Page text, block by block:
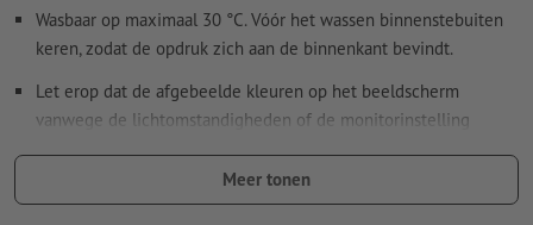
Wasbaar op maximaal 30 °C. Vóór het wassen binnenstebuiten
keren, zodat de opdruk zich aan de binnenkant bevindt.
Let erop dat de afgebeelde kleuren op het beeldscherm
vanwege de lichtomstandigheden of de monitorinstelling
afmetingen: b 37 x h 44 cm
Meer tonen